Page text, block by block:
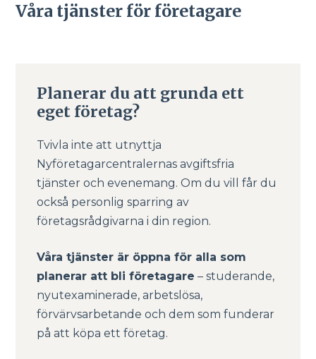
Våra tjänster för företagare
Planerar du att grunda ett
eget företag?
Tvivla inte att utnyttja
Nyföretagarcentralernas avgiftsfria
tjänster och evenemang. Om du vill får du
också personlig sparring av
företagsrådgivarna i din region.
Våra tjänster är öppna för alla som
planerar att bli företagare – studerande,
nyutexaminerade, arbetslösa,
förvärvsarbetande och dem som funderar
på att köpa ett företag.